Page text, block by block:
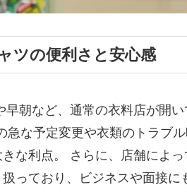
ツの便利さと安心感
朝など、通常の衣料店が開い
な予定変更や衣類のトラブ
な利点。 さらに、店舗によ
っており、ビジネスや面接に